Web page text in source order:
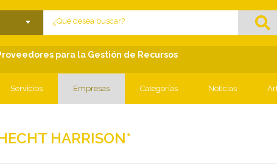
Close menu
para la Gestión de Recursos
Servicios Empresas Categorías Noticias
HARRISON*